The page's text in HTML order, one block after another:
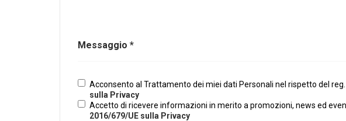
Messaggio *
Acconsento al Trattamento dei miei dati Personali nel rispetto del
sulla Privacy
Accetto di ricevere informazioni in merito a promozioni, news ed
2016/679/UE sulla Privacy